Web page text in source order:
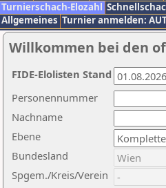
Turnierschach-Elozahl
Allgemeines Turnier anmelden:
Willkommen bei den
Nachname
Ebene
Personennummer
Bundesland
Spgem./Kreis/Verein
FIDE-Elolisten Stand